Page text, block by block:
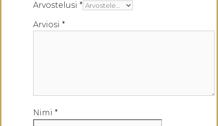
Arvostelusi *
Arviosi *
Nimi *